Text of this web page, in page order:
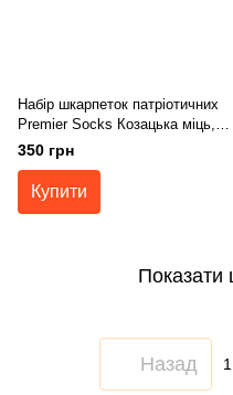
Набір шкарпеток патріотичних
Premier Socks Козацька міць,
унісекс, 3 пари в наборі, розм.
40-42, 43-45
350 грн
Купити
Показати
Назад 1